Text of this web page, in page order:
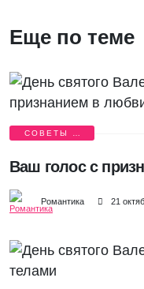
Еще по теме
СОВЕТЫ И
Ваш голос с
Романтика 21